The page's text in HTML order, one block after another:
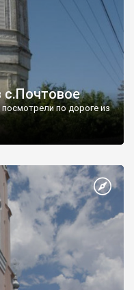
с.Почтовое
по дороге из